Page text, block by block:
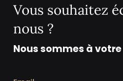
Vous souhaitez
nous ?
Nous sommes à